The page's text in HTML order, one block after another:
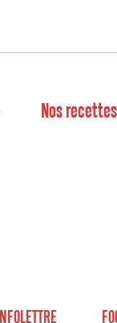
Nos recettes
INFOLETTRE